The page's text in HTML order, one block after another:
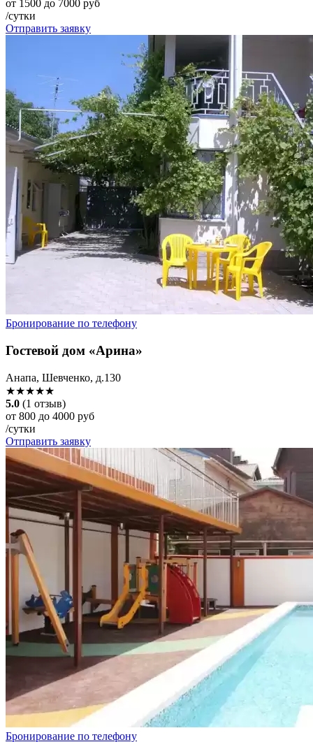
от 1500 до 7000 руб
/сутки
Отправить заявку
Бронирование по телефону
Гостевой дом «Арина»
Анапа, Шевченко, д.130
★★★★★
5.0 (1 отзыв)
от 800 до 4000 руб
/сутки
Отправить заявку
Бронирование по телефону